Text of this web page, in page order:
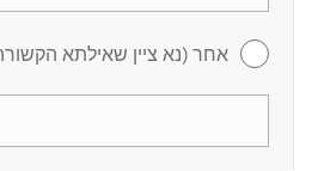
אחר (נא ציין שאילתא